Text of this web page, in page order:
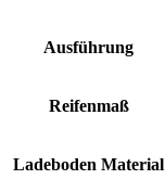
Ausführung
Reifenmaß
Ladeboden Material